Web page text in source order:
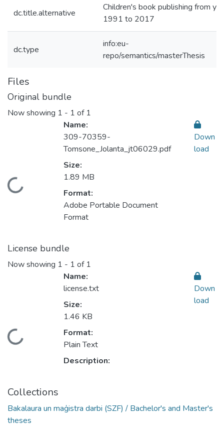
dc.title.alternative
Children's book publishing from
1991 to 2017
dc.type
info:eu-
repo/semantics/masterThesis
Files
Original bundle
Now showing 1 - 1 of 1
Loading...
Name:
309-70359-
Tomsone_Jolanta_jt06029.pdf
Size:
1.89 MB
Format:
Adobe Portable Document
Format
Down
load
License bundle
Now showing 1 - 1 of 1
Loading...
Name:
license.txt
Size:
1.46 KB
Format:
Plain Text
Description:
Down
load
Collections
Bakalaura un maģistra darbi (SZF) / Bachelor's and Master's
theses